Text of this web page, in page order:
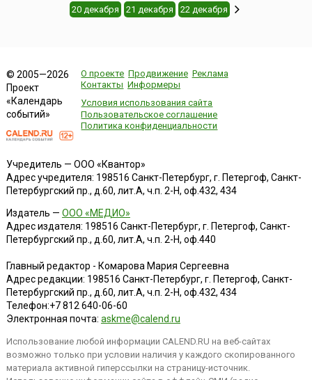
20 декабря 21 декабря 22 декабря
© 2005—2026
Проект
«Календарь
событий»
О проекте Продвижение Реклама
Контакты Информеры
Условия использования сайта
Пользовательское соглашение
Политика конфиденциальности
Учредитель — ООО «Квантор»
Адрес учредителя: 198516 Санкт-Петербург, г. Петергоф, Санкт-
Петербургский пр., д.60, лит.А, ч.п. 2-Н, оф.432, 434
Издатель — ООО «МЕДИО»
Адрес издателя: 198516 Санкт-Петербург, г. Петергоф, Санкт-
Петербургский пр., д.60, лит.А, ч.п. 2-Н, оф.440
Главный редактор - Комарова Мария Сергеевна
Адрес редакции: 198516 Санкт-Петербург, г. Петергоф, Санкт-
Петербургский пр., д.60, лит.А, ч.п. 2-Н, оф.432, 434
Телефон:+7 812 640-06-60
Электронная почта: askme@calend.ru
Использование любой информации CALEND.RU на веб-сайтах
возможно только при условии наличия у каждого скопированного
материала активной гиперссылки на страницу-источник.